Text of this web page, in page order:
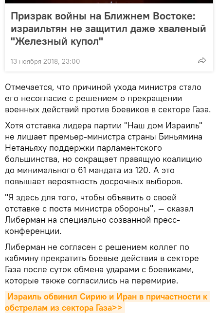
Призрак войны на Ближнем Востоке:
израильтян не защитил даже хваленый
"Железный купол"
13 ноября 2018, 23:00
Отмечается, что причиной ухода министра стало
его несогласие с решением о прекращении
военных действий против боевиков в секторе Газа.
Хотя отставка лидера партии "Наш дом Израиль"
не лишает премьер-министра страны Биньямина
Нетаньяху поддержки парламентского
большинства, но сокращает правящую коалицию
до минимального 61 мандата из 120. А это
повышает вероятность досрочных выборов.
"Я здесь для того, чтобы объявить о своей
отставке с поста министра обороны", — сказал
Либерман на специально созванной пресс-
конференции.
Либерман не согласен с решением коллег по
кабмину прекратить боевые действия в секторе
Газа после суток обмена ударами с боевиками,
которые также согласились на перемирие.
Израиль обвинил Сирию и Иран в причастности к
обстрелам из сектора Газа>>